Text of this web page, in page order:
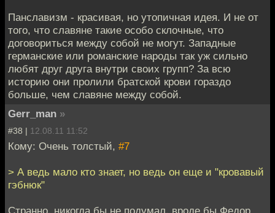
Панславизм - красивая, но утопичная идея. И не от
того, что славяне такие особо склочные, что
договориться между собой не могут. Западные
германские или романские народы так уж сильно
любят друг друга внутри своих групп? За всю
историю они пролили братской крови гораздо
больше, чем славяне между собой.
Gerr_man »
#38 | 12.08.11 11:52
Кому: Очень толстый, #7
> А ведь мало кто знает, но ведь он еще и "кровавый
гэбнюк"